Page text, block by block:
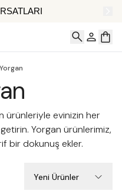
Yorgan
ürünleriyle evinizin her
Yorgan ürünlerimiz,
bir dokunuş ekler.
Yeni Ürünler